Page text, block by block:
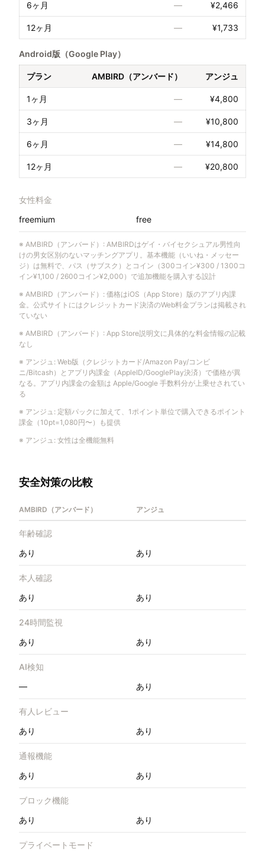
6ヶ月 — ¥2,466
12ヶ月 — ¥1,733
Android版（Google Play）
プラン AMBIRD（アンバード） アンジュ
1ヶ月 — ¥4,800
3ヶ月 — ¥10,800
6ヶ月 — ¥14,800
12ヶ月 — ¥20,800
女性料金
freemium
free
※ AMBIRD（アンバード） : AMBIRDはゲイ・バイセクシュアル男性向
けの男女区別のないマッチングアプリ。基本機能（いいね・メッセー
ジ）は無料で、パス（サブスク）とコイン（300コイン¥300 / 1300コ
イン¥1,100 / 2600コイン¥2,000）で追加機能を購入する設計
※ AMBIRD（アンバード） : 価格はiOS（App Store）版のアプリ内課
金。公式サイトにはクレジットカード決済のWeb料金プランは掲載され
ていない
※ AMBIRD（アンバード） : App Store説明文に具体的な料金情報の記載
なし
※ アンジュ : Web版（クレジットカード/Amazon Pay/コンビ
ニ/Bitcash）とアプリ内課金（AppleID/GooglePlay決済）で価格が異
なる。アプリ内課金の金額は Apple/Google 手数料分が上乗せされてい
る
※ アンジュ : 定額パックに加えて、1ポイント単位で購入できるポイント
課金（10pt=1,080円〜）も提供
※ アンジュ : 女性は全機能無料
安全対策の比較
AMBIRD（アンバード） アンジュ
年齢確認
あり
あり
本人確認
あり
あり
24時間監視
あり
あり
AI検知
—
あり
有人レビュー
あり
あり
通報機能
あり
あり
ブロック機能
あり
あり
プライベートモード